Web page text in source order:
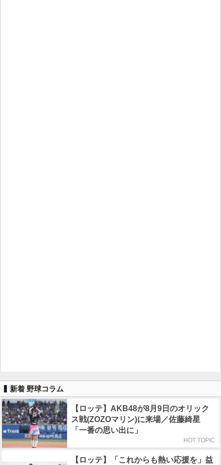
新着 野球コラム
【ロッテ】AKB48が8月9日のオリック
ス戦(ZOZOマリン)に来場／佐藤綺星
「一番の思い出に」
HOT TOPIC
【ロッテ】「これからも熱い応援を」益